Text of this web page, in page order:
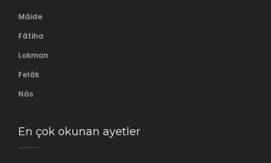
Mâide
Fâtiha
Lokman
Felâk
Nâs
En çok okunan ayetler